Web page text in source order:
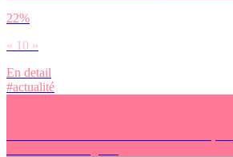
22%
« 10 »
En detail
#actualité